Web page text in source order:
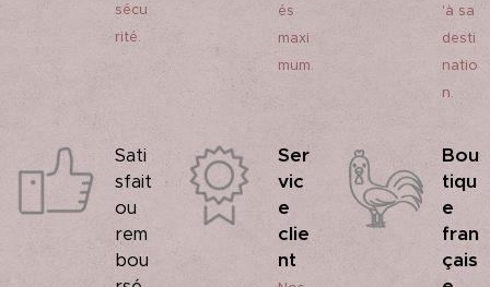
sécu
rité.
és
maxi
mum.
'à sa
desti
natio
n.
Sati
sfait
ou
rem
bou
Ser
vic
e
clie
nt
Bou
tiqu
e
fran
çais